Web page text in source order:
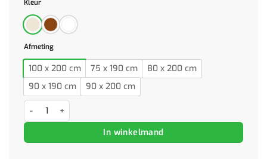
Kleur
Afmeting
100 x 200 cm 75 x 190 cm
80 x 200 cm
90 x 190 cm
90 x 200 cm
Hoogslaper met bureau massief grenenhout wasbruin 75x190 cm
In winkelmand